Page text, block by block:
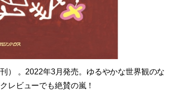
） 。2022年3月発売。ゆるやかな世界観のな
レビューでも絶賛の嵐！